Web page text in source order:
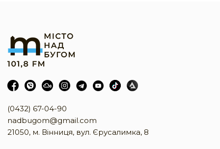
(0432) 67-04-90
nadbugom@gmail.com
21050, м. Вінниця, вул. Єрусалимка, 8